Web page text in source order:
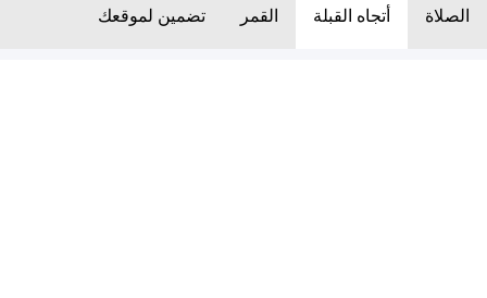
الصلاة أتجاه القبلة القمر تضمين لموقعك